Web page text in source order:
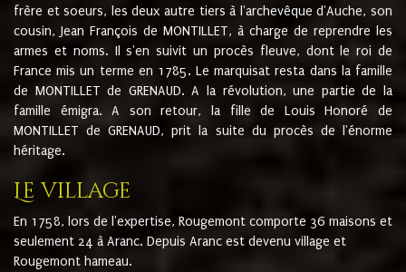
frère et soeurs, les deux autre tiers à l'archevêque d'Auche, son
cousin, Jean François de MONTILLET, à charge de reprendre les
armes et noms. Il s'en suivit un procès fleuve, dont le roi de
France mis un terme en 1785. Le marquisat resta dans la famille
de MONTILLET de GRENAUD. A la révolution, une partie de la
famille émigra. A son retour, la fille de Louis Honoré de
MONTILLET de GRENAUD, prit la suite du procès de l'énorme
héritage.
Le village
En 1758, lors de l'expertise, Rougemont comporte 36 maisons et
seulement 24 à Aranc. Depuis Aranc est devenu village et
Rougemont hameau.